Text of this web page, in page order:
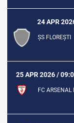
24 APR
ȘS FLOREȘTI
25 APR 2026 /
FC ARSENAL